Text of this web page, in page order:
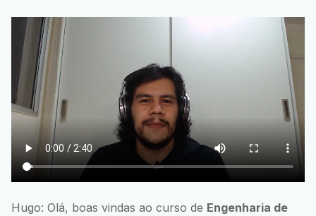
Hugo: Olá, boas vindas ao curso de Engenharia de